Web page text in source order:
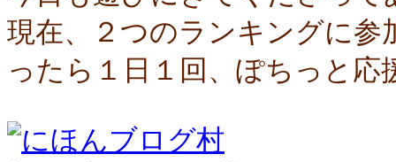
現在、２つのランキングに
ったら１日１回、ぽちっと